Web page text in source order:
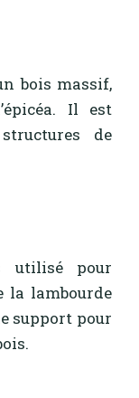
bois massif,
Il est
de
utilisé pour
la lambourde
support pour